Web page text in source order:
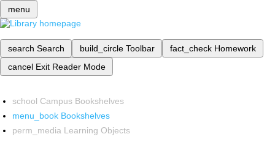
menu
search Search build_circle Toolbar fact_check Homework
cancel Exit Reader Mode
school Campus Bookshelves
menu_book Bookshelves
perm_media Learning Objects